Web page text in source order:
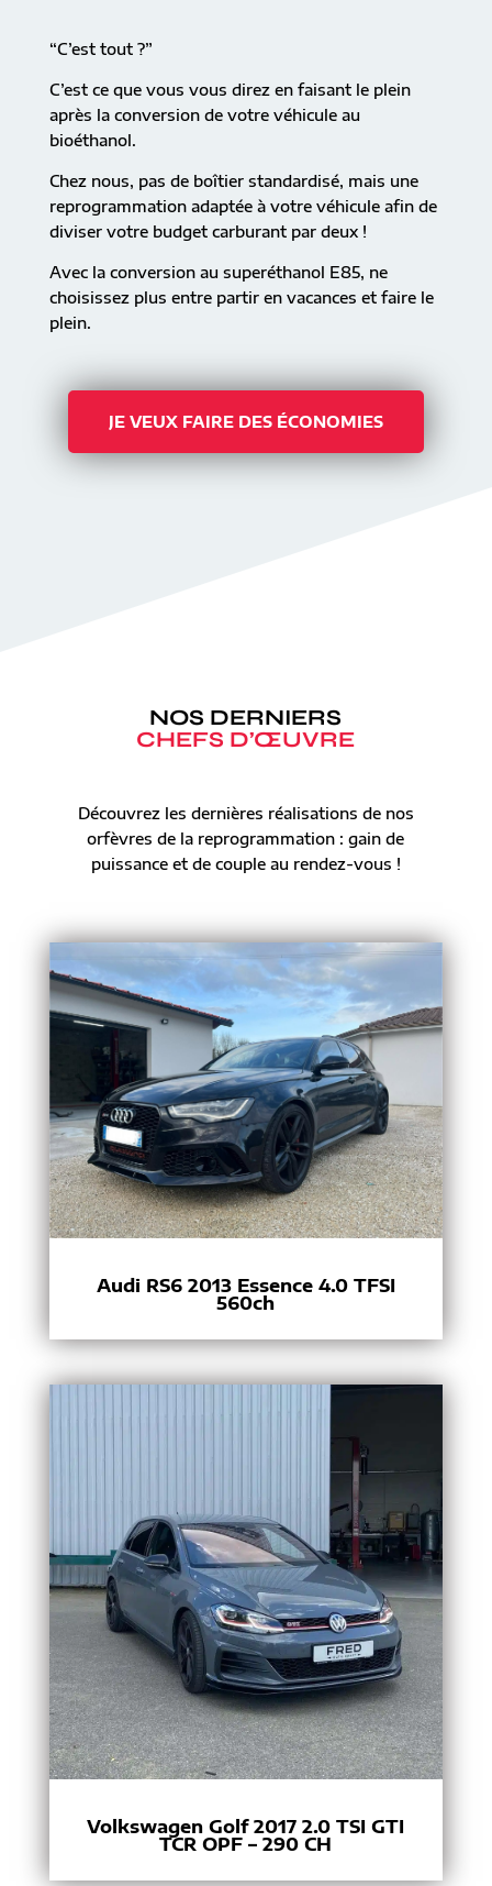
“C’est tout ?”
C’est ce que vous vous direz en faisant le plein
après la conversion de votre véhicule au
bioéthanol.
Chez nous, pas de boîtier standardisé, mais une
reprogrammation adaptée à votre véhicule afin de
diviser votre budget carburant par deux !
Avec la conversion au superéthanol E85, ne
choisissez plus entre partir en vacances et faire le
plein.
JE VEUX FAIRE DES ÉCONOMIES
NOS DERNIERS
CHEFS D’ŒUVRE
Découvrez les dernières réalisations de nos
orfèvres de la reprogrammation : gain de
puissance et de couple au rendez-vous !
Audi RS6 2013 Essence 4.0 TFSI
560ch
Volkswagen Golf 2017 2.0 TSI GTI
TCR OPF – 290 CH